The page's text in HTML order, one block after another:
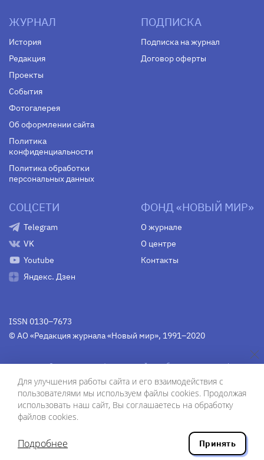
ЖУРНАЛ
История
Редакция
Проекты
События
Фотогалерея
Об оформлении сайта
Политика
конфиденциальности
Политика обработки
персональных данных
ПОДПИСКА
Подписка на журнал
Договор оферты
СОЦСЕТИ
Telegram
VK
Youtube
Яндекс. Дзен
ФОНД «НОВЫЙ МИР»
О журнале
О центре
Контакты
ISSN 0130–7673
© АО «Редакция журнала «Новый мир», 1991–2020
Свидетельство Федеральной службы по надзору в сфере
коммуникаций средства массовой информации
(Роскомнадзор)ПИ № Фс 77-75754 от 13 июня 2019 г.
Разработка сайта — ООО «Инфодизайн»
Для улучшения работы сайта и его взаимодействия с
пользователями мы используем файлы cookies. Продолжая
использовать наш сайт, Вы соглашаетесь на обработку
файлов cookies.
Подробнее Принять